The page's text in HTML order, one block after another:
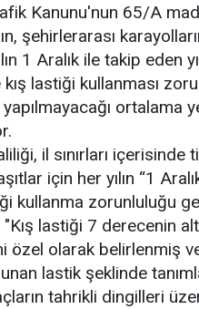
Kanunu'nun 65/A
şehirlerarası
1 Aralık ile takip eden
lastiği kullanması
ortalama
il sınırları içerisinde
için her yılın “1
kullanma zorunluluğu
"Kış lastiği 7 derecenin
özel olarak belirlenmiş
lastik şeklinde
tahrikli dingilleri